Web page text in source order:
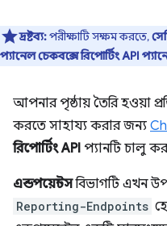
দ্রষ্টব্য:পরীক্ষাটি সক্ষম করতে,
প্যানেল চেকবক্সে রিপোর্টিং API
আপনার পৃষ্ঠায় তৈরি হওয়া
করতে সাহায্য করার জন্য
রিপোর্টিং API প্যানটি চালু
এন্ডপয়েন্টসবিভাগটি এখন
Reporting-Endpoints